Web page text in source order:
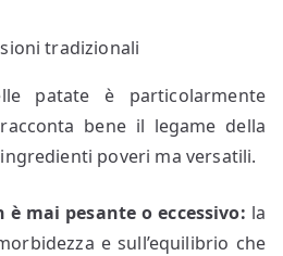
tradizionali
patate è particolarmente
bene il legame della
poveri ma versatili.
mai pesante o eccessivo: la
e sull’equilibrio che